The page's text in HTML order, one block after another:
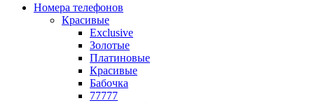
Номера телефонов
Красивые
Exclusive
Золотые
Платиновые
Красивые
Бабочка
77777